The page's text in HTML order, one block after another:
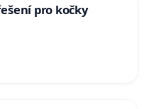
pro kočky